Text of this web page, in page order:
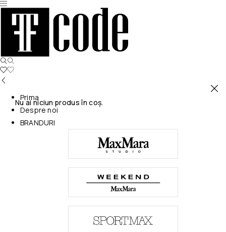
Nu ai niciun produs în coș.
Prima
Despre noi
BRANDURI